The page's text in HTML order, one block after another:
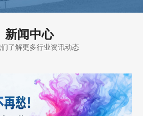
新闻中心
了解更多行业资讯动态